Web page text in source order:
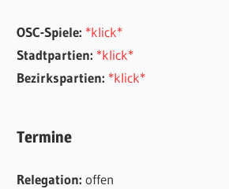
OSC-Spiele: *klick*
Stadtpartien: *klick*
Bezirkspartien: *klick*
Termine
Relegation:offen